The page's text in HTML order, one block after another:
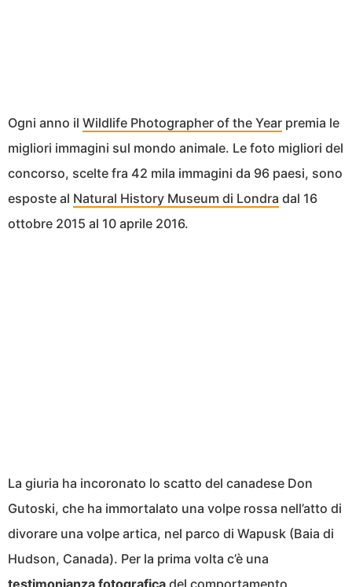
Ogni anno il Wildlife Photographer of the Year premia le
migliori immagini sul mondo animale. Le foto migliori del
concorso, scelte fra 42 mila immagini da 96 paesi, sono
esposte al Natural History Museum di Londra dal 16
ottobre 2015 al 10 aprile 2016.
La giuria ha incoronato lo scatto del canadese Don
Gutoski, che ha immortalato una volpe rossa nell’atto di
divorare una volpe artica, nel parco di Wapusk (Baia di
Hudson, Canada). Per la prima volta c’è una